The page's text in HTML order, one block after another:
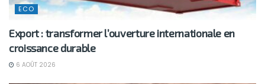
ECO
Export : transformer l’ouverture internationale en
croissance durable
6 AOÛT 2026